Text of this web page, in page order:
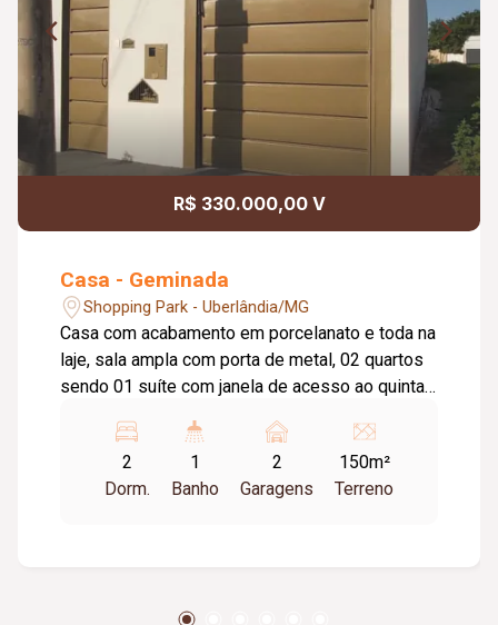
R$ 330.000,00 V
Casa - Geminada
Shopping Park - Uberlândia/MG
Casa com acabamento em porcelanato e toda na
laje, sala ampla com porta de metal, 02 quartos
sendo 01 suíte com janela de acesso ao quintal,
quintal grande com muro de 4 metros de altura,
possibilidade de construir área gourmet,
corredor externo com muro de 3 metros de
2
Dorm.
1
Banho
2
Garagens
150m²
Terreno